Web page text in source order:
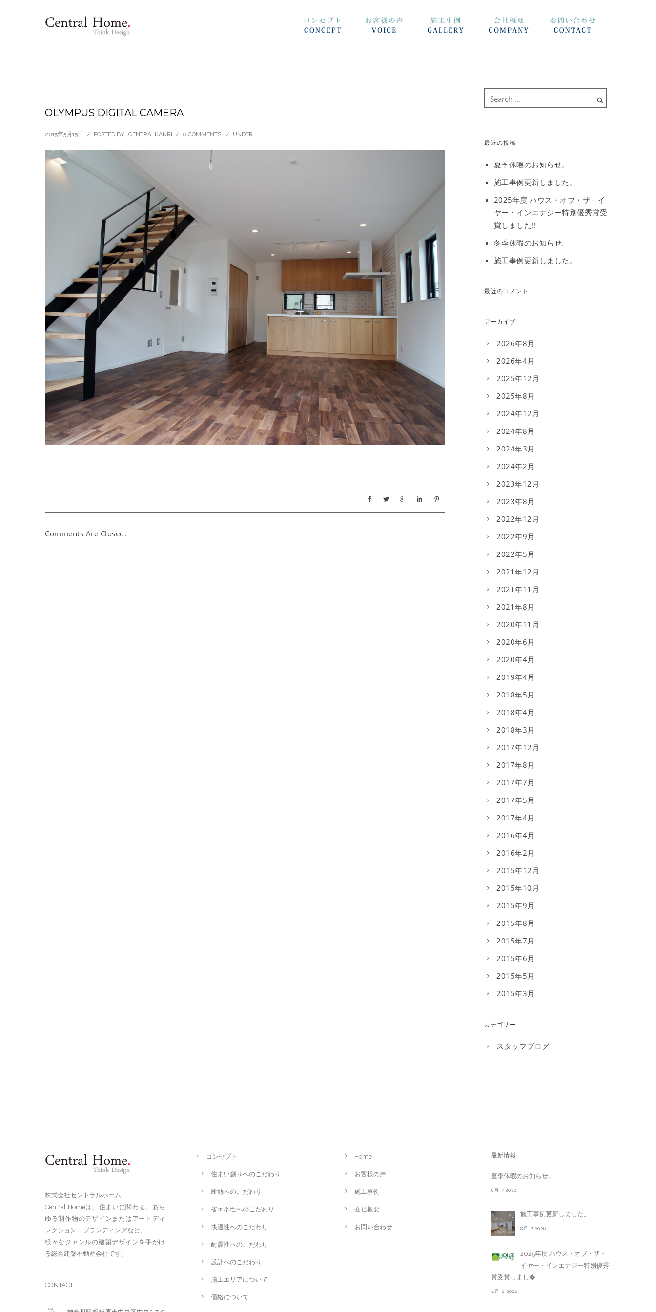
OLYMPUS DIGITAL CAMERA
2015年5月15日 / POSTED BY : CENTRALKANRI / 0 COMMENTS / UNDER :
Comments Are Closed.
最近の投稿
夏季休暇のお知らせ。
施工事例更新しました。
2025年度 ハウス・オブ・ザ・イ
ヤー・インエナジー特別優秀賞受
賞しました!!
冬季休暇のお知らせ。
施工事例更新しました。
最近のコメント
アーカイブ
2026年8月
2026年4月
2025年12月
2025年8月
2024年12月
2024年8月
2024年3月
2024年2月
2023年12月
2023年8月
2022年12月
2022年9月
2022年5月
2021年12月
2021年11月
2021年8月
2020年11月
2020年6月
2020年4月
2019年4月
2018年5月
2018年4月
2018年3月
2017年12月
2017年8月
2017年7月
2017年5月
2017年4月
2016年4月
2016年2月
2015年12月
2015年10月
2015年9月
2015年8月
2015年7月
2015年6月
2015年5月
2015年3月
カテゴリー
スタッフブログ
株式会社セントラルホーム
Central Homeは、住まいに関わる、あら
ゆる制作物のデザインまたはアートディ
レクション・ブランディングなど、
様々なジャンルの建築デザインを手がけ
る総合建築不動産会社です。
CONTACT
コンセプト
住まい創りへのこだわり
断熱へのこだわり
省エネ性へのこだわり
快適性へのこだわり
耐震性へのこだわり
設計へのこだわり
施工エリアについて
価格について
Home
お客様の声
施工事例
会社概要
お問い合わせ
最新情報
夏季休暇のお知らせ。
8月 7,2026
施工事例更新しました。
8月 7,2026
2025年度 ハウス・オブ・ザ・
イヤー・インエナジー特別優秀
賞受賞しまし�. . .
4月 6,2026